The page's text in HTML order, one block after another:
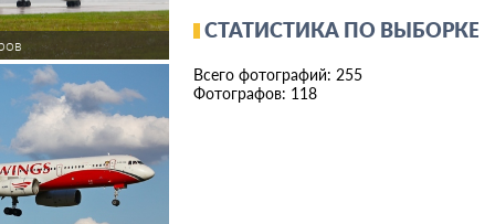
СТАТИСТИКА ПО ВЫБОРКЕ
Всего фотографий: 255
Фотографов: 118